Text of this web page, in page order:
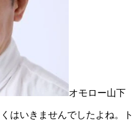
オモロー山下
はいきませんでしたよね。ト